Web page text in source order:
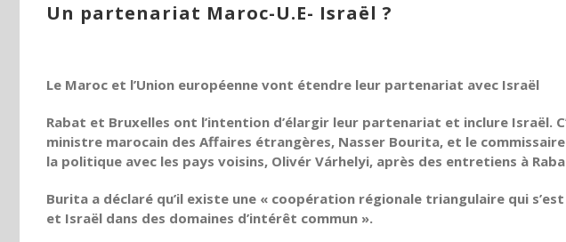
Un partenariat Maroc-U.E- Israël ?
Le Maroc et l’Union européenne vont étendre leur partenariat avec Israël
Rabat et Bruxelles ont l’intention d’élargir leur partenariat et inclure Israël.
ministre marocain des Affaires étrangères, Nasser Bourita, et le
la politique avec les pays voisins, Olivér Várhelyi, après des entretiens à
Burita a déclaré qu’il existe une « coopération régionale triangulaire qui
et Israël dans des domaines d’intérêt commun ».